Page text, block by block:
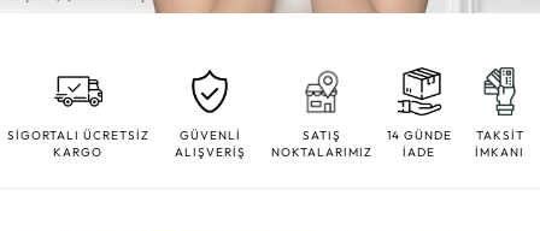
SİGORTALI ÜCRETSİZ
KARGO
GÜVENLİ
ALIŞVERİŞ
SATIŞ
NOKTALARIMIZ
14 GÜNDE
İADE
TAKSİT
İMKANI